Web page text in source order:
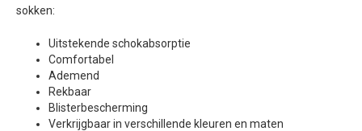
sokken:
Uitstekende schokabsorptie
Comfortabel
Ademend
Rekbaar
Blisterbescherming
Verkrijgbaar in verschillende kleuren en maten